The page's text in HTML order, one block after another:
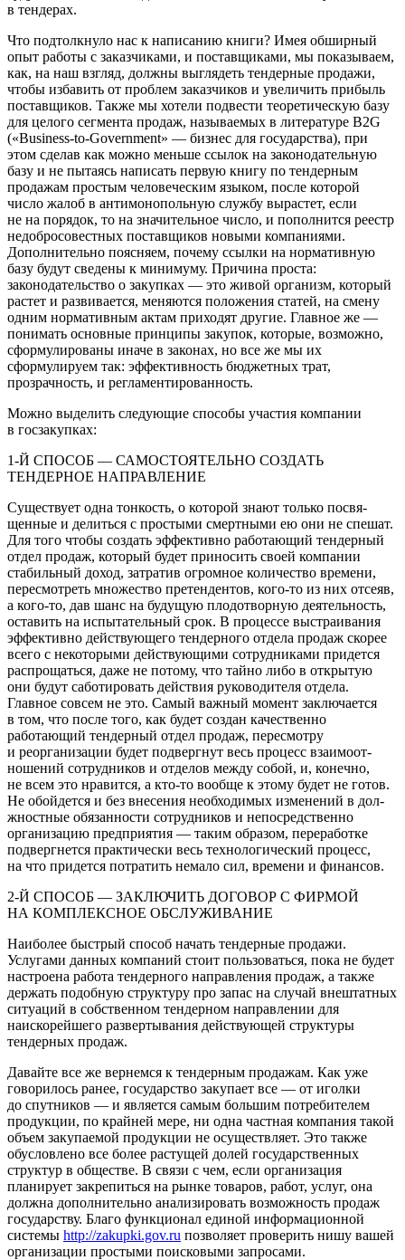
в тендерах.
Что подтолкнуло нас к написанию книги? Имея обширный
опыт работы с заказчиками, и поставщика­ми, мы показываем,
как, на наш взгляд, должны выгля­деть тендерные продажи,
чтобы избавить от проблем заказчиков и увеличить прибыль
поставщиков. Также мы хотели подвести теоретическую базу
для целого сег­мента продаж, называемых в литературе B2G
(«Business-to-Government» — бизнес для государства), при
этом сделав как можно меньше ссылок на законодательную
базу и не пытаясь написать первую книгу по тендерным
продажам простым человеческим языком, после кото­рой
число жалоб в антимонопольную службу вырастет, если
не на порядок, то на значительное число, и попол­нится реестр
недобросовестных поставщиков новыми компаниями.
Дополнительно поясняем, почему ссыл­ки на нормативную
базу будут сведены к минимуму. Причина проста:
законодательство о закупках — это живой организм, который
растет и развивается, меня­ются положения статей, на смену
одним нормативным актам приходят другие. Главное же —
понимать основ­ные принципы закупок, которые, возможно,
сформули­рованы иначе в законах, но все же мы их
сформулиру­ем так: эффективность бюджетных трат,
прозрачность, и регламентированность.
Можно выделить следующие способы участия компа­нии
в госзакупках:
1-Й СПОСОБ — САМОСТОЯТЕЛЬНО СОЗДАТЬ
ТЕНДЕРНОЕ НАПРАВЛЕНИЕ
Существует одна тонкость, о которой знают только посвя­
щенные и делиться с простыми смертными ею они не спешат.
Для того чтобы создать эффективно работающий тендерный
отдел продаж, который будет приносить своей компании
стабильный доход, затратив огромное количество времени,
пересмотреть множество претендентов, кого-то из них отсе­яв,
а кого-то, дав шанс на будущую плодотворную деятель­ность,
оставить на испытательный срок. В процессе выстраи­вания
эффективно действующего тендерного отдела продаж скорее
всего с некоторыми действующими сотрудниками придется
распрощаться, даже не потому, что тайно либо в открытую
они будут саботировать действия руководите­ля отдела.
Главное совсем не это. Самый важный момент заключается
в том, что после того, как будет создан качест­венно
работающий тендерный отдел продаж, пересмотру
и реорганизации будет подвергнут весь процесс взаимоот­
ношений сотрудников и отделов между собой, и, конечно,
не всем это нравится, а кто-то вообще к этому будет не готов.
Не обойдется и без внесения необходимых изменений в дол­
жностные обязанности сотрудников и непосредственно
организацию предприятия — таким образом, переработке
подвергнется практически весь технологический процесс,
на что придется потратить немало сил, времени и финансов.
2-Й СПОСОБ — ЗАКЛЮЧИТЬ ДОГОВОР С ФИРМОЙ
НА КОМПЛЕКСНОЕ ОБСЛУЖИВАНИЕ
Наиболее быстрый способ начать тендерные прода­жи.
Услугами данных компаний стоит пользоваться, пока не будет
настроена работа тендерного направления продаж, а также
держать подобную структуру про запас на случай внештатных
ситуаций в собственном тендер­ном направлении для
наискорейшего развертывания действующей структуры
тендерных продаж.
Давайте все же вернемся к тендерным продажам. Как уже
говорилось ранее, государство закупает все — от иголки
до спутников — и является самым большим потребителем
продукции, по крайней мере, ни одна частная компания такой
объем закупаемой продукции не осуществляет. Это также
обусловлено все более рас­тущей долей государственных
структур в обществе. В связи с чем, если организация
планирует закрепить­ся на рынке товаров, работ, услуг, она
должна дополни­тельно анализировать возможность продаж
государст­ву. Благо функционал единой информационной
системы http://zakupki.gov.ru позволяет проверить нишу вашей
организации простыми поисковыми запросами.